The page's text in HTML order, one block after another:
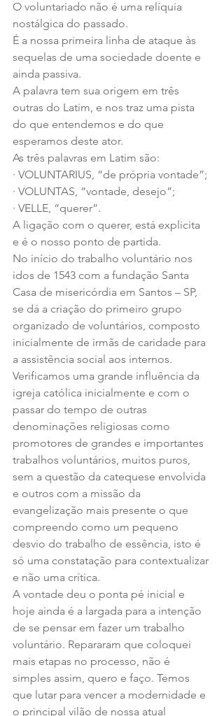
O voluntariado não é uma relíquia
nostálgica do passado.
É a nossa primeira linha de ataque às
sequelas de uma sociedade doente e
ainda passiva.
A palavra tem sua origem em três
outras do Latim, e nos traz uma pista
do que entendemos e do que
esperamos deste ator.
As três palavras em Latim são:
· VOLUNTARIUS, “de própria vontade”;
· VOLUNTAS, “vontade, desejo”;
· VELLE, “querer”.
A ligação com o querer, está explicita
e é o nosso ponto de partida.
No início do trabalho voluntário nos
idos de 1543 com a fundação Santa
Casa de misericórdia em Santos – SP,
se dá a criação do primeiro grupo
organizado de voluntários, composto
inicialmente de irmãs de caridade para
a assistência social aos internos.
Verificamos uma grande influência da
igreja católica inicialmente e com o
passar do tempo de outras
denominações religiosas como
promotores de grandes e importantes
trabalhos voluntários, muitos puros,
sem a questão da catequese envolvida
e outros com a missão da
evangelização mais presente o que
compreendo como um pequeno
desvio do trabalho de essência, isto é
só uma constatação para contextualizar
e não uma crítica.
A vontade deu o ponta pé inicial e
hoje ainda é a largada para a intenção
de se pensar em fazer um trabalho
voluntário. Repararam que coloquei
mais etapas no processo, não é
simples assim, quero e faço. Temos
que lutar para vencer a modernidade e
o principal vilão de nossa atual